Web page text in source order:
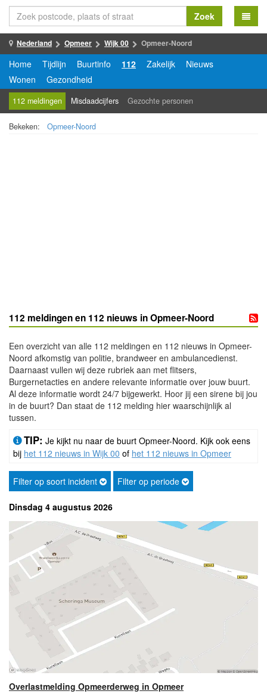
Zoek
Nederland Opmeer Wijk 00 Opmeer-Noord
Home Tijdlijn Buurtinfo 112 Zakelijk
Nieuws
Wonen
Gezondheid
112 meldingen Misdaadcijfers Gezochte personen
Bekeken: Opmeer-Noord
112 meldingen en 112 nieuws in Opmeer-Noord
Een overzicht van alle 112 meldingen en 112 nieuws in Opmeer-
Noord afkomstig van politie, brandweer en ambulancedienst.
Daarnaast vullen wij deze rubriek aan met flitsers,
Burgernetacties en andere relevante informatie over jouw buurt.
Al deze informatie wordt 24/7 bijgewerkt. Hoor jij een sirene bij jou
in de buurt? Dan staat de 112 melding hier waarschijnlijk al
tussen.
TIP: Je kijkt nu naar de buurt Opmeer-Noord. Kijk ook eens
bij het 112 nieuws in Wijk 00 of het 112 nieuws in Opmeer
Filter op soort incident Filter op periode
Dinsdag 4 augustus 2026
Overlastmelding Opmeerderweg in Opmeer